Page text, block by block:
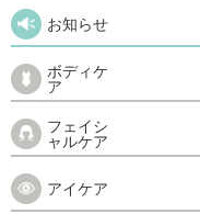
お知らせ
ボディケ
ア
フェイシ
ャルケア
アイケア